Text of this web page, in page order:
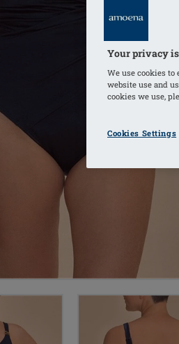
Your privacy
We use cookies
website use and
cookies we use,
Cookies Settings